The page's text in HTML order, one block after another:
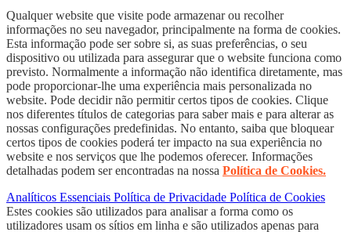
Qualquer website que visite pode armazenar ou recolher
informações no seu navegador, principalmente na forma de cookies.
Esta informação pode ser sobre si, as suas preferências, o seu
dispositivo ou utilizada para assegurar que o website funciona como
previsto. Normalmente a informação não identifica diretamente, mas
pode proporcionar-lhe uma experiência mais personalizada no
website. Pode decidir não permitir certos tipos de cookies. Clique
nos diferentes títulos de categorias para saber mais e para alterar as
nossas configurações predefinidas. No entanto, saiba que bloquear
certos tipos de cookies poderá ter impacto na sua experiência no
website e nos serviços que lhe podemos oferecer. Informações
detalhadas podem ser encontradas na nossa Política de Cookies.
Analíticos Essenciais Política de Privacidade Política de Cookies
Estes cookies são utilizados para analisar a forma como os
utilizadores usam os sítios em linha e são utilizados apenas para